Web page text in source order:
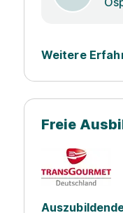
Weitere
Freie